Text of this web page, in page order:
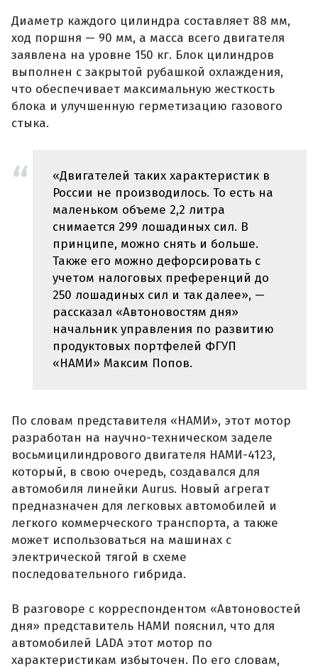
Диаметр каждого цилиндра составляет 88 мм,
ход поршня — 90 мм, а масса всего двигателя
заявлена на уровне 150 кг. Блок цилиндров
выполнен с закрытой рубашкой охлаждения,
что обеспечивает максимальную жесткость
блока и улучшенную герметизацию газового
стыка.
«Двигателей таких характеристик в
России не производилось. То есть на
маленьком объеме 2,2 литра
снимается 299 лошадиных сил. В
принципе, можно снять и больше.
Также его можно дефорсировать с
учетом налоговых преференций до
250 лошадиных сил и так далее», —
рассказал «Автоновостям дня»
начальник управления по развитию
продуктовых портфелей ФГУП
«НАМИ» Максим Попов.
По словам представителя «НАМИ», этот мотор
разработан на научно-техническом заделе
восьмицилиндрового двигателя НАМИ-4123,
который, в свою очередь, создавался для
автомобиля линейки Aurus. Новый агрегат
предназначен для легковых автомобилей и
легкого коммерческого транспорта, а также
может использоваться на машинах с
электрической тягой в схеме
последовательного гибрида.
В разговоре с корреспондентом «Автоновостей
дня» представитель НАМИ пояснил, что для
автомобилей LADA этот мотор по
характеристикам избыточен. По его словам,